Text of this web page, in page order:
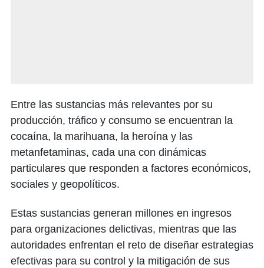
Entre las sustancias más relevantes por su
producción, tráfico y consumo se encuentran la
cocaína, la marihuana, la heroína y las
metanfetaminas, cada una con dinámicas
particulares que responden a factores económicos,
sociales y geopolíticos.
Estas sustancias generan millones en ingresos
para organizaciones delictivas, mientras que las
autoridades enfrentan el reto de diseñar estrategias
efectivas para su control y la mitigación de sus